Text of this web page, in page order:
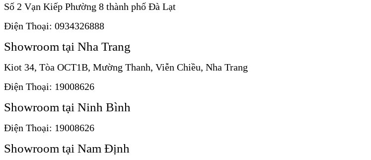
Số 2 Vạn Kiếp Phường 8 thành phố Đà Lạt
Điện Thoại: 0934326888
Showroom tại Nha Trang
Kiot 34, Tòa OCT1B, Mường Thanh, Viễn Chiều, Nha Trang
Điện Thoại: 19008626
Showroom tại Ninh Bình
Điện Thoại: 19008626
Showroom tại Nam Định